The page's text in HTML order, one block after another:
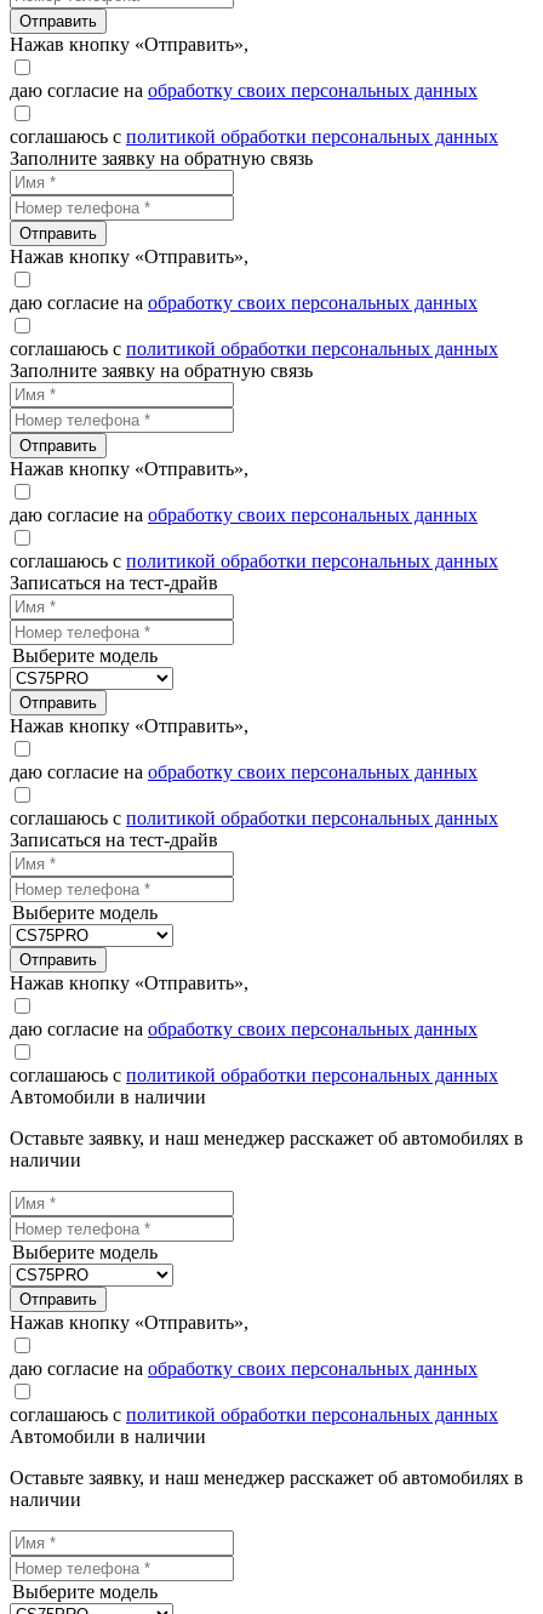
Отправить
Нажав кнопку «Отправить»,
даю согласие на обработку своих персональных данных
соглашаюсь с политикой обработки персональных данных
Заполните заявку на обратную связь
Отправить
Нажав кнопку «Отправить»,
даю согласие на обработку своих персональных данных
соглашаюсь с политикой обработки персональных данных
Заполните заявку на обратную связь
Отправить
Нажав кнопку «Отправить»,
даю согласие на обработку своих персональных данных
соглашаюсь с политикой обработки персональных данных
Записаться на тест-драйв
Выберите модель
Отправить
Нажав кнопку «Отправить»,
даю согласие на обработку своих персональных данных
соглашаюсь с политикой обработки персональных данных
Записаться на тест-драйв
Выберите модель
Отправить
Нажав кнопку «Отправить»,
даю согласие на обработку своих персональных данных
соглашаюсь с политикой обработки персональных данных
Автомобили в наличии
Оставьте заявку, и наш менеджер расскажет об автомобилях в
наличии
Выберите модель
Отправить
Нажав кнопку «Отправить»,
даю согласие на обработку своих персональных данных
соглашаюсь с политикой обработки персональных данных
Автомобили в наличии
Оставьте заявку, и наш менеджер расскажет об автомобилях в
наличии
Выберите модель